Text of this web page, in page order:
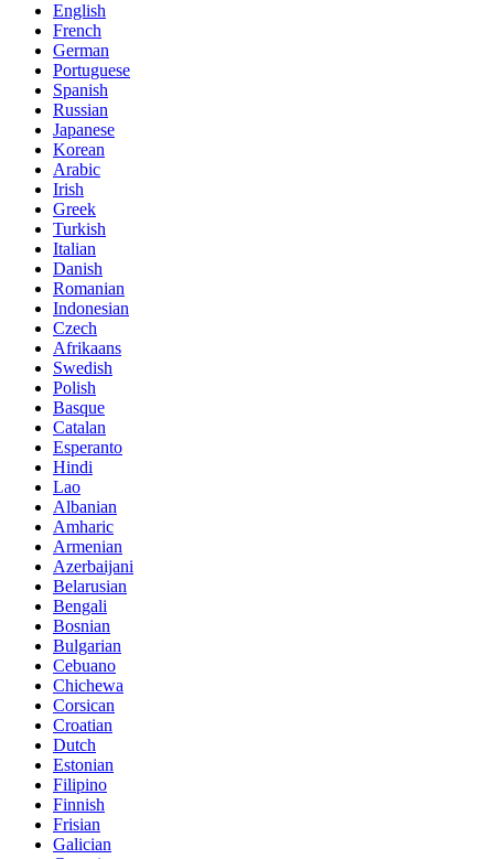
English
French
German
Portuguese
Spanish
Russian
Japanese
Korean
Arabic
Irish
Greek
Turkish
Italian
Danish
Romanian
Indonesian
Czech
Afrikaans
Swedish
Polish
Basque
Catalan
Esperanto
Hindi
Lao
Albanian
Amharic
Armenian
Azerbaijani
Belarusian
Bengali
Bosnian
Bulgarian
Cebuano
Chichewa
Corsican
Croatian
Dutch
Estonian
Filipino
Finnish
Frisian
Galician